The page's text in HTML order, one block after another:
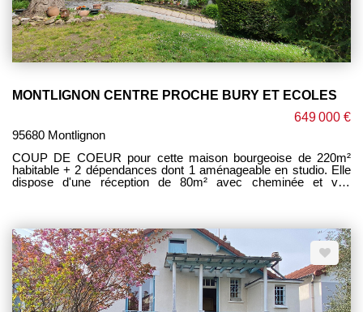
MONTLIGNON CENTRE PROCHE BURY ET ECOLES
649 000 €
95680 Montlignon
COUP DE COEUR pour cette maison bourgeoise de 220m²
habitable + 2 dépendances dont 1 aménageable en studio. Elle
dispose d'une réception de 80m² avec cheminée et vue
Magnifique parc paysagé de 1680m² offrant intimité et un cadre
bucolique. Idéal pour une famille avec les écoles et commerces
de proximité à 5 minutes à pied. AFFAIRE RARE . TRES
BELLE OPPORTUNITE ; ----- HONORAIRES CHARGE
VENDEUR ----